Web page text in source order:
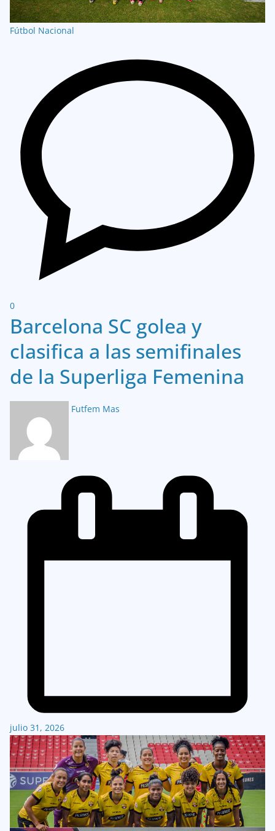
Fútbol Nacional
0
Barcelona SC golea y
clasifica a las semifinales
de la Superliga Femenina
Futfem Mas
julio 31, 2026